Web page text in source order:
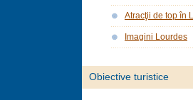
Atracţii de top în
Imagini Lourdes
Obiective turistice